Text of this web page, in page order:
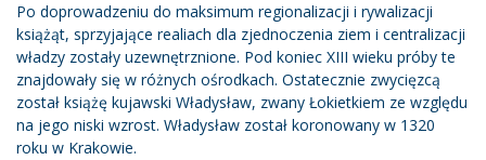
Po doprowadzeniu do maksimum regionalizacji i rywalizacji
książąt, sprzyjające realiach dla zjednoczenia ziem i centralizacji
władzy zostały uzewnętrznione. Pod koniec XIII wieku próby te
znajdowały się w różnych ośrodkach. Ostatecznie zwycięzcą
został książę kujawski Władysław, zwany Łokietkiem ze względu
na jego niski wzrost. Władysław został koronowany w 1320
roku w Krakowie.